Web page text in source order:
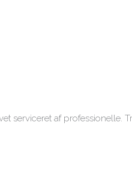
serviceret af professionelle.